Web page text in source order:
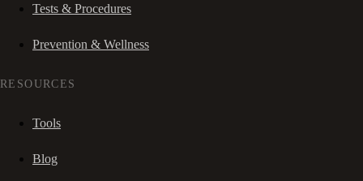
Tests & Procedures
Prevention & Wellness
RESOURCES
Tools
Blog